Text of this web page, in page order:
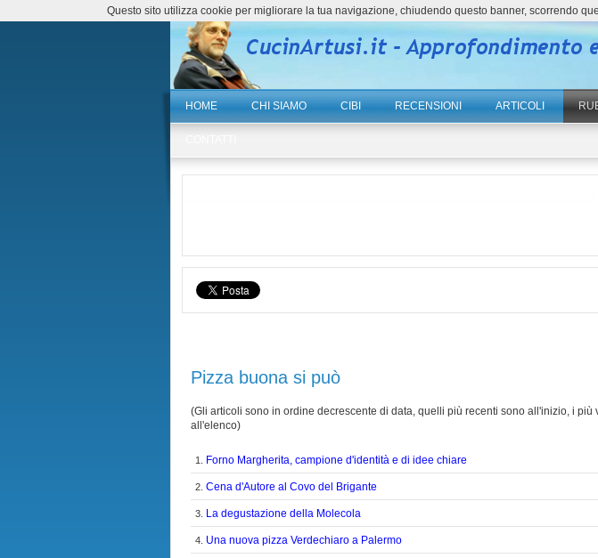
HOME CHI SIAMO CIBI RECENSIONI ARTICOLI
Pizza buona si può
(Gli articoli sono in ordine decrescente di data, quelli più recenti sono all'inizio, i più
all'elenco)
1. Forno Margherita, campione d'identità e di idee chiare
2. Cena d'Autore al Covo del Brigante
3. La degustazione della Molecola
4. Una nuova pizza Verdechiaro a Palermo
Questo sito utilizza cookie per migliorare la tua navigazione, chiudendo questo banner, scorrendo